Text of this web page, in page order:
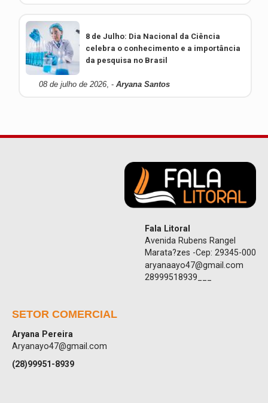
8 de Julho: Dia Nacional da Ciência
celebra o conhecimento e a importância
da pesquisa no Brasil
08 de julho de 2026 , -Aryana Santos
Fala Litoral
Avenida Rubens Rangel
Marata?zes -Cep: 29345-000
aryanaayo47@gmail.com
28999518939___
SETOR COMERCIAL
Aryana Pereira
Aryanayo47@gmail.com
(28)99951-8939